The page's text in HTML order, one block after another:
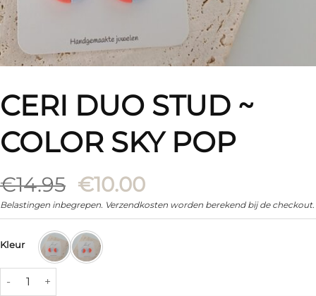
CERI DUO STUD ~
COLOR SKY POP
€14.95 Oorspronkelijke
prijs
was:
€14.95.
€10.00Huidige
prijs
is:
Belastingen inbegrepen. Verzendkosten worden berekend bij de checkout.
Kleur
Ceri Duo stud ~ Color Sky Pop aantal